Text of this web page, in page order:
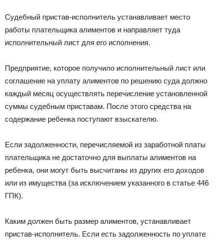
Судебный пристав-исполнитель устанавливает место
работы плательщика алиментов и направляет туда
исполнительный лист для его исполнения.
Предприятие, которое получило исполнительный лист или
соглашение на уплату алиментов по решению суда должно
каждый месяц осуществлять перечисление установленной
суммы судебным приставам. После этого средства на
содержание ребенка поступают взыскателю.
Если задолженности, перечисляемой из заработной платы
плательщика не достаточно для выплаты алиментов на
ребенка, они могут быть высчитаны из других его доходов
или из имущества (за исключением указанного в статье 446
ГПК).
Каким должен быть размер алиментов, устанавливает
пристав-исполнитель. Если есть задолженность по уплате